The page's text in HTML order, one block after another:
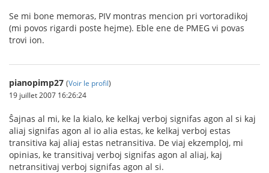
Se mi bone memoras, PIV montras mencion pri vortoradikoj
(mi povos rigardi poste hejme). Eble ene de PMEG vi povas
trovi ion.
pianopimp27 (Voir le profil)
19 juillet 2007 16:26:24
Ŝajnas al mi, ke la kialo, ke kelkaj verboj signifas agon al si kaj
aliaj signifas agon al io alia estas, ke kelkaj verboj estas
transitiva kaj aliaj estas netransitiva. De viaj ekzemploj, mi
opinias, ke transitivaj verboj signifas agon al aliaj, kaj
netransitivaj verboj signifas agon al si.